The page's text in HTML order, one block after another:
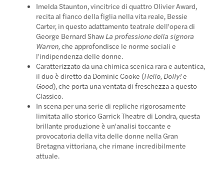
Imelda Staunton, vincitrice di quattro Olivier Award,
recita al fianco della figlia nella vita reale, Bessie
Carter, in questo adattamento teatrale dell'opera di
George Bernard Shaw La professione della signora
Warren,che approfondisce le norme sociali e
l'indipendenza delle donne.
Caratterizzato da una chimica scenica rara e autentica,
il duo è diretto da Dominic Cooke (Hello, Dolly!e
Good), che porta una ventata di freschezza a questo
Classico.
In scena per una serie di repliche rigorosamente
limitata allo storico Garrick Theatre di Londra, questa
brillante produzione è un'analisi toccante e
provocatoria della vita delle donne nella Gran
Bretagna vittoriana, che rimane incredibilmente
attuale.